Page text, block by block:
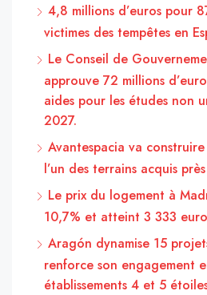
4,8 millions d’euros pour
victimes des tempêtes en
Le Conseil de
approuve 72 millions
aides pour les études non
2027.
Avantespacia va
l’un des terrains acquis
Le prix du logement à
10,7% et atteint 3 333
Aragón dynamise 15
renforce son engagement
établissements 4 et 5